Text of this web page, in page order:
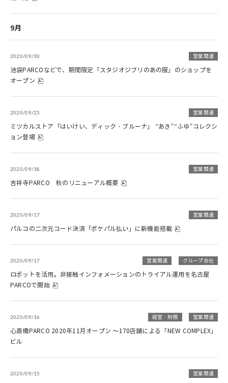
9月
2020/09/30 営業関連
池袋PARCOなどで、期間限定「スタジオジブリのあの服」のショップを
オープン
2020/09/25 営業関連
ミツカルストア「はいけい、ディック・ブルーナ」 “あき”“ふゆ”コレクシ
ョン登場
2020/09/18 営業関連
吉祥寺PARCO 秋のリニューアル概要
2020/09/17 営業関連
パルコの二次元コード決済「ポケパル払い」に新機能搭載
2020/09/17 営業関連 グループ会社
ロボットを活用。非接触インフォメーションのトライアル運用を名古屋
PARCOで開始
2020/09/16 経営・財務 営業関連
心斎橋PARCO 2020年11月オープン ～170店舗による「NEW COMPLEX」
ビル
2020/09/15 営業関連